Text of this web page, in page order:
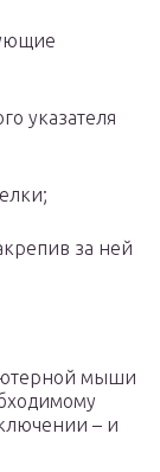
указателя
за ней
мыши
– и